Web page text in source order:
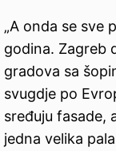
„A onda se sve
godina. Zagreb
gradova sa
svugdje po
sređuju fasade,
jedna velika